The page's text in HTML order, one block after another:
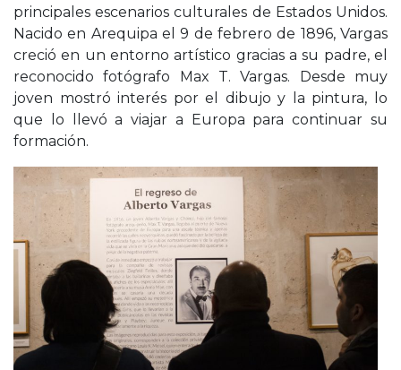
principales escenarios culturales de Estados Unidos.
Nacido en Arequipa el 9 de febrero de 1896, Vargas
creció en un entorno artístico gracias a su padre, el
reconocido fotógrafo Max T. Vargas. Desde muy
joven mostró interés por el dibujo y la pintura, lo
que lo llevó a viajar a Europa para continuar su
formación.